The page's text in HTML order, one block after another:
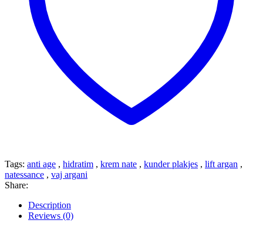
Tags: anti age , hidratim , krem nate , kunder plakjes , lift argan ,
natessance , vaj argani
Share:
Description
Reviews (0)